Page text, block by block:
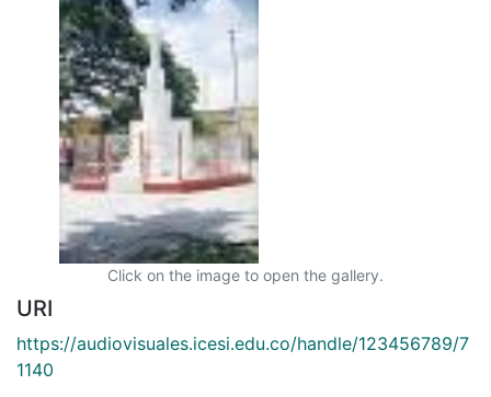
Click on the image to open the gallery.
URI
https://audiovisuales.icesi.edu.co/handle/123456789/7
1140